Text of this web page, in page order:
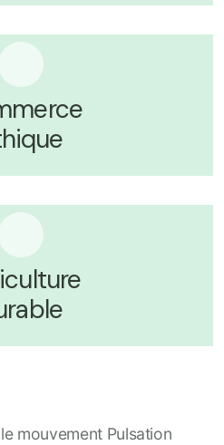
mouvement Pulsation